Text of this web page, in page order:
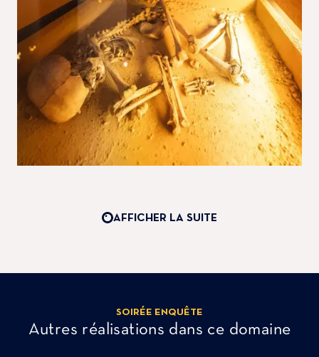
AFFICHER LA SUITE
SOIRÉE ENQUÊTE
Autres réalisations dans ce domaine